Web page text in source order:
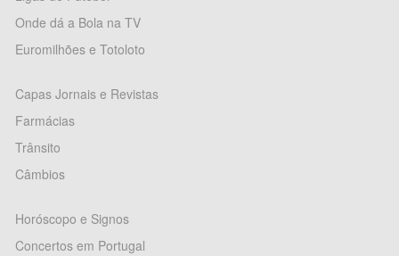
Onde dá a Bola na TV
Euromilhões e Totoloto
Capas Jornais e Revistas
Farmácias
Trânsito
Câmbios
Horóscopo e Signos
Concertos em Portugal